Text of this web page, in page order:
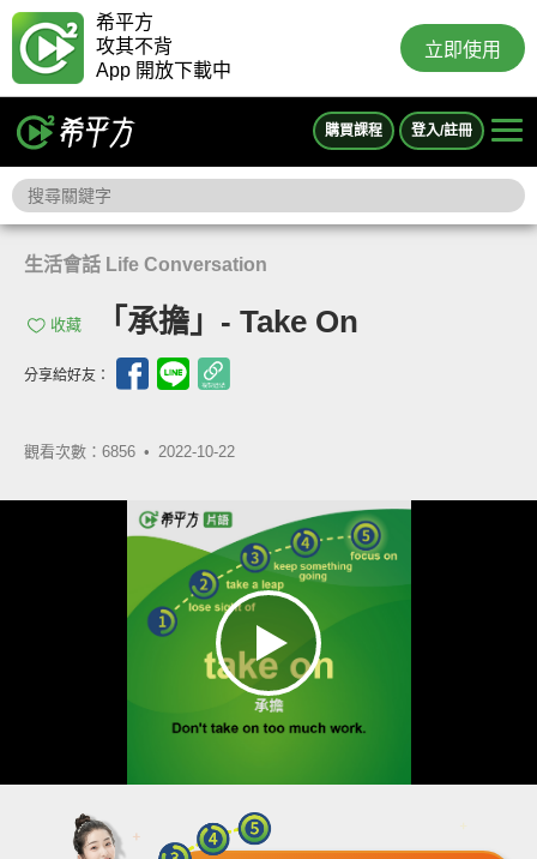
希平方
攻其不背
App 開放下載中
立即使用
購買課程 登入/註冊
生活會話 Life Conversation
收藏 「承擔」- Take On
分享給好友：
觀看次數：6856 • 2022-10-22